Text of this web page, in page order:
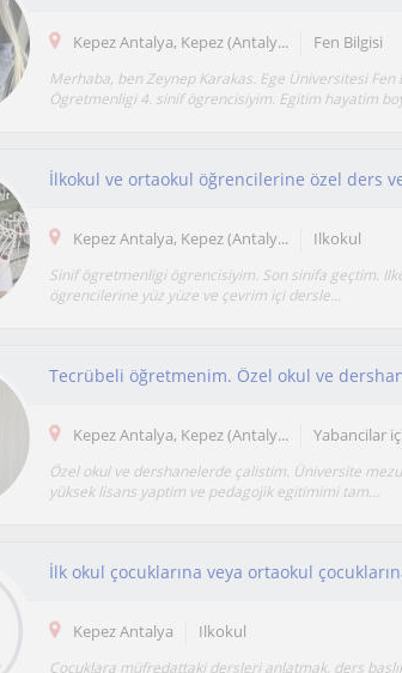
Kepez Antalya, Kepez (Antaly... Fen Bilgisi
Merhaba, ben Zeynep Karakas. Ege Üniversitesi Fen
Ögretmenligi 4. sinif ögrencisiyim. Egitim hayatim
İlkokul ve ortaokul öğrencilerine özel ders
Kepez Antalya, Kepez (Antaly... Ilkokul
Sinif ögretmenligi ögrencisiyim. Son sinifa geçtim.
ögrencilerine yüz yüze ve çevrim içi dersle...
Kepez Antalya, Kepez (Antaly... Yabancilar
Özel okul ve dershanelerde çalistim. Üniversite
yüksek lisans yaptim ve pedagojik egitimimi tam...
Kepez Antalya Ilkokul
Çocuklara müfredattaki dersleri anlatmak, ders